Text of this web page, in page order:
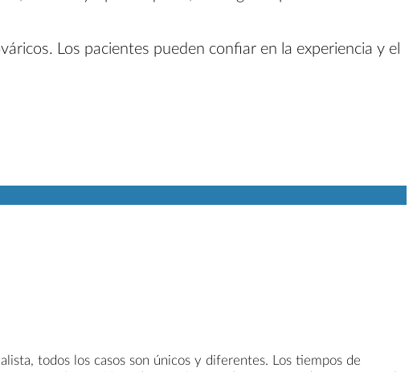
Los pacientes pueden confiar en la experiencia y el
todos los casos son únicos y diferentes. Los tiempos de